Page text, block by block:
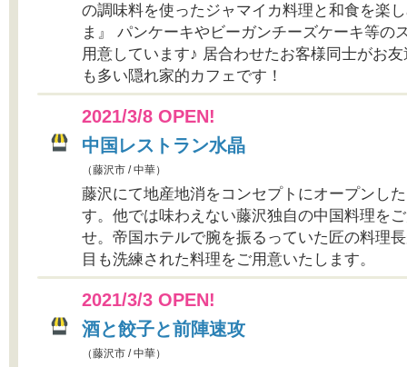
の調味料を使ったジャマイカ料理と和食を楽
ま』 パンケーキやビーガンチーズケーキ等の
用意しています♪ 居合わせたお客様同士がお
も多い隠れ家的カフェです！
2021/3/8 OPEN!
中国レストラン水晶
（藤沢市 / 中華）
藤沢にて地産地消をコンセプトにオープンし
す。他では味わえない藤沢独自の中国料理を
せ。帝国ホテルで腕を振るっていた匠の料理
目も洗練された料理をご用意いたします。
2021/3/3 OPEN!
酒と餃子と前陣速攻
（藤沢市 / 中華）